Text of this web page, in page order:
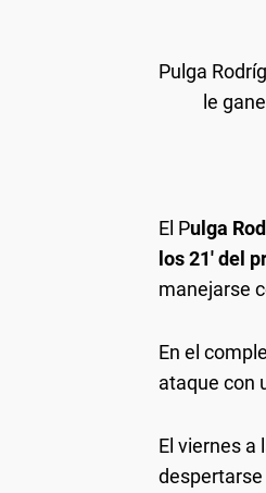
Pulga
le
El Pulga
los 21' del
manejarse
En el
ataque con
El viernes a